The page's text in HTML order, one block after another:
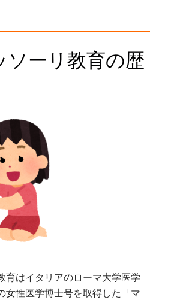
ソーリ教育の歴
育はイタリアのローマ大学医学
女性医学博士号を取得した「マ